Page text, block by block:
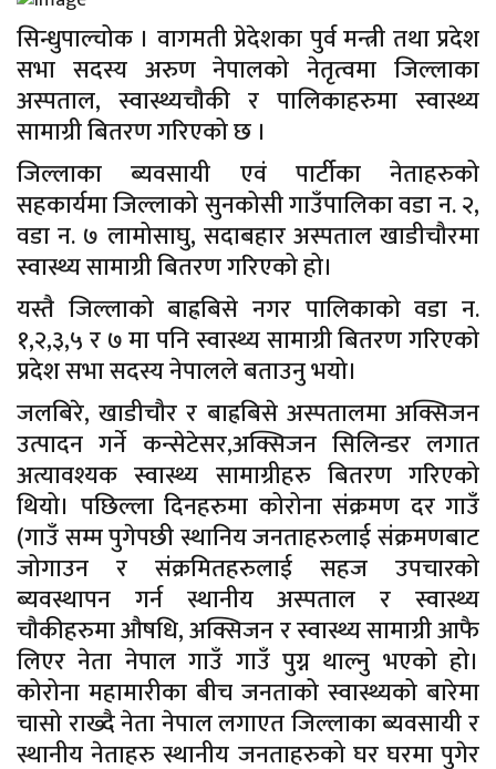
सिन्धुपाल्चोक । वागमती प्रेदेशका पुर्व मन्त्री तथा प्रदेश
सभा सदस्य अरुण नेपालको नेतृत्वमा जिल्लाका
अस्पताल, स्वास्थ्यचौकी र पालिकाहरुमा स्वास्थ्य
सामाग्री बितरण गरिएको छ ।
जिल्लाका ब्यवसायी एवं पार्टीका नेताहरुको
सहकार्यमा जिल्लाको सुनकोसी गाउँपालिका वडा न. २,
वडा न. ७ लामोसाघु, सदाबहार अस्पताल खाडीचौरमा
स्वास्थ्य सामाग्री बितरण गरिएको हो।
यस्तै जिल्लाको बाह्रबिसे नगर पालिकाको वडा न.
१,२,३,५ र ७ मा पनि स्वास्थ्य सामाग्री बितरण गरिएको
प्रदेश सभा सदस्य नेपालले बताउनु भयो।
जलबिरे, खाडीचौर र बाह्रबिसे अस्पतालमा अक्सिजन
उत्पादन गर्ने कन्सेटेसर,अक्सिजन सिलिन्डर लगात
अत्यावश्यक स्वास्थ्य सामाग्रीहरु बितरण गरिएको
थियो। पछिल्ला दिनहरुमा कोरोना संक्रमण दर गाउँ
(गाउँ सम्म पुगेपछी स्थानिय जनताहरुलाई संक्रमणबाट
जोगाउन र संक्रमितहरुलाई सहज उपचारको
ब्यवस्थापन गर्न स्थानीय अस्पताल र स्वास्थ्य
चौकीहरुमा औषधि, अक्सिजन र स्वास्थ्य सामाग्री आफै
लिएर नेता नेपाल गाउँ गाउँ पुग्न थाल्नु भएको हो।
कोरोना महामारीका बीच जनताको स्वास्थ्यको बारेमा
चासो राख्दै नेता नेपाल लगाएत जिल्लाका ब्यवसायी र
स्थानीय नेताहरु स्थानीय जनताहरुको घर घरमा पुगेर